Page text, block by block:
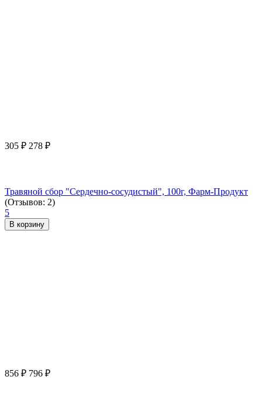
305 ₽ 278 ₽
Травяной сбор "Сердечно-сосудистый", 100г, Фарм-Продукт
(Отзывов: 2)
5
В корзину
856 ₽ 796 ₽